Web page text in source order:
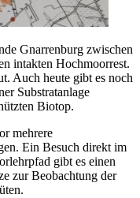
Gnarrenburg zwischen
intakten Hochmoorrest.
Auch heute gibt es noch
Substratanlage
Biotop.
mehrere
Ein Besuch direkt im
gibt es einen
zur Beobachtung der